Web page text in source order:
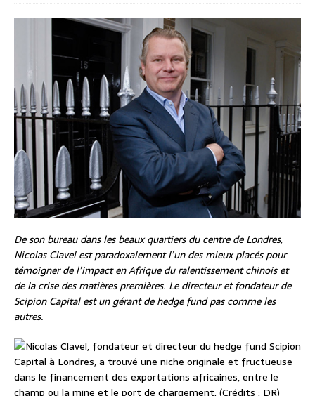
De son bureau dans les beaux quartiers du centre de Londres,
Nicolas Clavel est paradoxalement l’un des mieux placés pour
témoigner de l’impact en Afrique du ralentissement chinois et
de la crise des matières premières. Le directeur et fondateur de
Scipion Capital est un gérant de hedge fund pas comme les
autres.